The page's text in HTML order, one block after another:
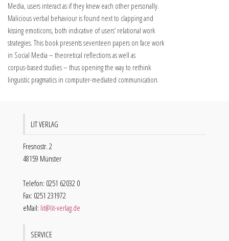
Media, users interact as if they knew each other personally.
Malicious verbal behaviour is found next to clapping and
kissing emoticons, both indicative of users’ relational work
strategies. This book presents seventeen papers on face work
in Social Media – theoretical reflections as well as
corpus-based studies – thus opening the way to rethink
linguistic pragmatics in computer-mediated communication.
LIT VERLAG
Fresnostr. 2
48159 Münster
Telefon: 0251 62032 0
Fax: 0251 231972
eMail: lit@lit-verlag.de
SERVICE